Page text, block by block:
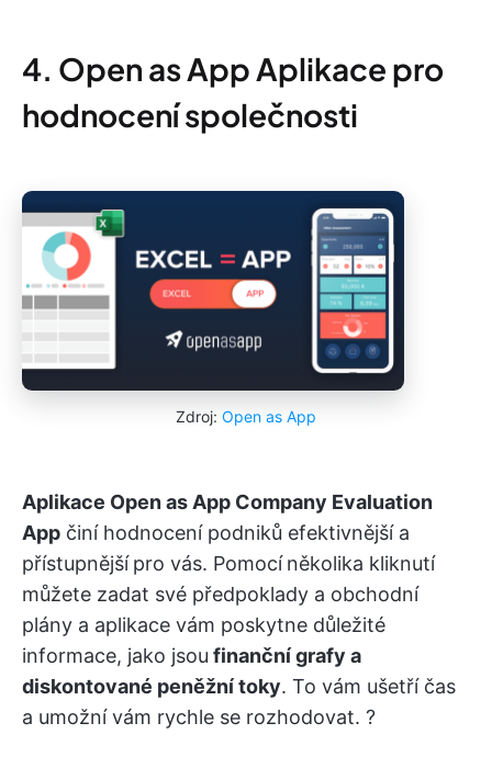
4. Open as App Aplikace pro
hodnocení společnosti
Zdroj: Open as App
Aplikace Open as App Company Evaluation
App činí hodnocení podniků efektivnější a
přístupnější pro vás. Pomocí několika kliknutí
můžete zadat své předpoklady a obchodní
plány a aplikace vám poskytne důležité
informace, jako jsou finanční grafy a
diskontované peněžní toky. To vám ušetří čas
a umožní vám rychle se rozhodovat. ?️